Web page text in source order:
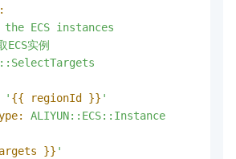
the ECS instances
ECS实例
' {{ regionId }} '
ALIYUN::ECS::Instance
}} '